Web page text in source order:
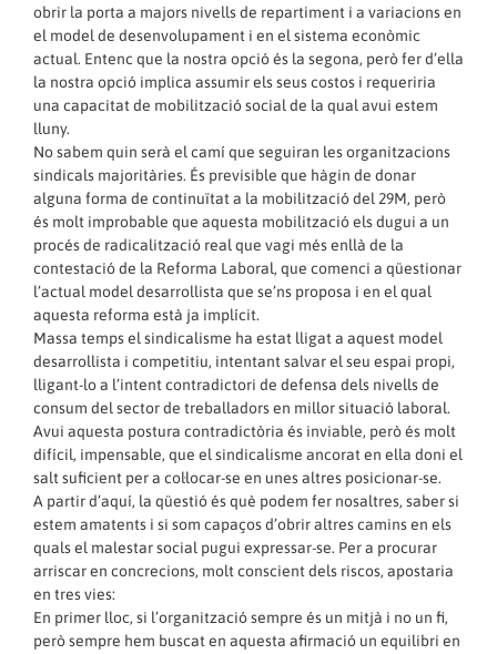
obrir la porta a majors nivells de repartiment i a variacions en
el model de desenvolupament i en el sistema econòmic
actual. Entenc que la nostra opció és la segona, però fer d’ella
la nostra opció implica assumir els seus costos i requeriria
una capacitat de mobilització social de la qual avui estem
lluny.
No sabem quin serà el camí que seguiran les organitzacions
sindicals majoritàries. És previsible que hàgin de donar
alguna forma de continuïtat a la mobilització del 29M, però
és molt improbable que aquesta mobilització els dugui a un
procés de radicalització real que vagi més enllà de la
contestació de la Reforma Laboral, que comenci a qüestionar
l’actual model desarrollista que se’ns proposa i en el qual
aquesta reforma està ja implícit.
Massa temps el sindicalisme ha estat lligat a aquest model
desarrollista i competitiu, intentant salvar el seu espai propi,
lligant-lo a l’intent contradictori de defensa dels nivells de
consum del sector de treballadors en millor situació laboral.
Avui aquesta postura contradictòria és inviable, però és molt
difícil, impensable, que el sindicalisme ancorat en ella doni el
salt suficient per a col·locar-se en unes altres posicionar-se.
A partir d’aquí, la qüestió és què podem fer nosaltres, saber si
estem amatents i si som capaços d’obrir altres camins en els
quals el malestar social pugui expressar-se. Per a procurar
arriscar en concrecions, molt conscient dels riscos, apostaria
en tres vies:
En primer lloc, si l’organització sempre és un mitjà i no un fi,
però sempre hem buscat en aquesta afirmació un equilibri en